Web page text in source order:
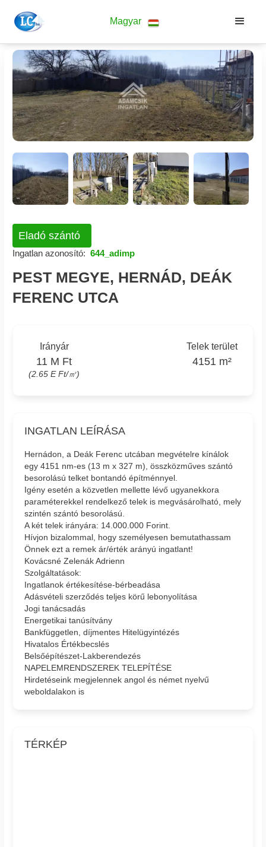
Magyar
Eladó szántó
Ingatlan azonosító: 644_adimp
PEST MEGYE, HERNÁD, DEÁK
FERENC UTCA
Irányár
11 M Ft
(2.65 E Ft/㎡)
Telek terület
4151 m²
INGATLAN LEÍRÁSA
Hernádon, a Deák Ferenc utcában megvételre kínálok
egy 4151 nm-es (13 m x 327 m), összközműves szántó
besorolású telket bontandó építménnyel.
Igény esetén a közvetlen mellette lévő ugyanekkora
paraméterekkel rendelkező telek is megvásárolható, mely
szintén szántó besorolású.
A két telek irányára: 14.000.000 Forint.
Hívjon bizalommal, hogy személyesen bemutathassam
Önnek ezt a remek ár/érték arányú ingatlant!
Kovácsné Zelenák Adrienn
Szolgáltatások:
Ingatlanok értékesítése-bérbeadása
Adásvételi szerződés teljes körű lebonyolítása
Jogi tanácsadás
Energetikai tanúsítvány
Bankfüggetlen, díjmentes Hitelügyintézés
Hivatalos Értékbecslés
Belsőépítészet-Lakberendezés
NAPELEMRENDSZEREK TELEPÍTÉSE
Hirdetéseink megjelennek angol és német nyelvű
weboldalakon is
TÉRKÉP